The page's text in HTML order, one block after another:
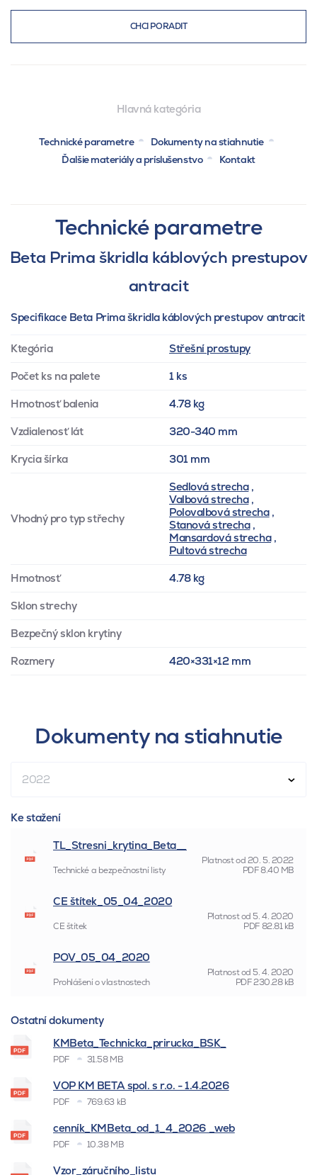
CHCI PORADIT
Hlavná kategória
Technické parametre
Dokumenty na stiahnutie
Ďalšie materiály a príslušenstvo
Kontakt
Technické parametre
Beta Prima škridla káblových prestupov
antracit
Specifikace Beta Prima škridla káblových prestupov antracit
Ktegória Střešní prostupy
Počet ks na palete 1 ks
Hmotnosť balenia 4.78 kg
Vzdialenosť lát 320-340 mm
Krycia šírka 301 mm
Vhodný pro typ střechy
Sedlová strecha,
Valbová strecha,
Polovalbová strecha,
Stanová strecha,
Mansardová strecha,
Pultová strecha
Hmotnosť 4.78 kg
Sklon strechy
Bezpečný sklon krytiny
Rozmery 420×331×12 mm
Dokumenty na stiahnutie
2022
Ke stažení
TL_Stresni_krytina_Beta__
Platnost od20. 5. 2022
Technické a bezpečnostní listy
PDF8.40 MB
CE štítek_05_04_2020
Platnost od 5. 4. 2020
CE štítek
PDF82.81 kB
POV_05_04_2020
Platnost od 5. 4. 2020
Prohlášení o vlastnostech
PDF230.28 kB
Ostatní dokumenty
KMBeta_Technicka_prirucka_BSK_
PDF 31.58 MB
VOP KM BETA spol. s r.o. - 1.4.2026
PDF 769.63 kB
cenník_KMBeta_od_1_4_2026 _web
PDF 10.38 MB
Vzor_záručního_listu